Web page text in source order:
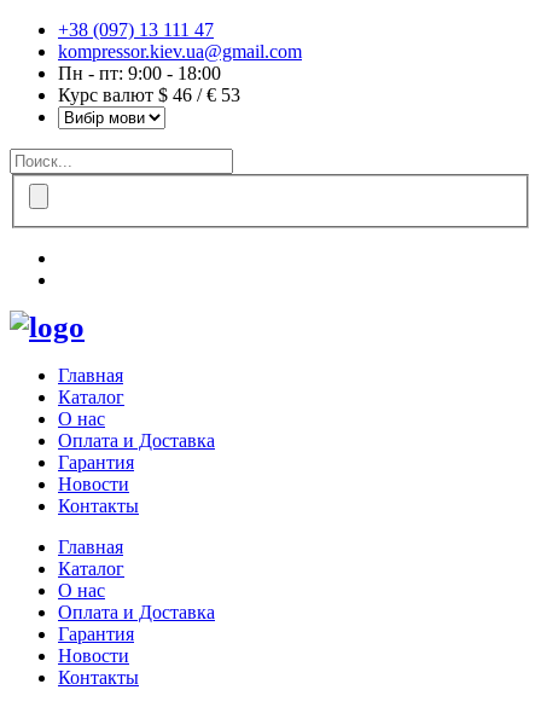
+38 (097) 13 111 47
kompressor.kiev.ua@gmail.com
Пн - пт: 9:00 - 18:00
Курс валют $ 46 / € 53
Главная
Каталог
О нас
Оплата и Доставка
Гарантия
Новости
Контакты
Главная
Каталог
О нас
Оплата и Доставка
Гарантия
Новости
Контакты